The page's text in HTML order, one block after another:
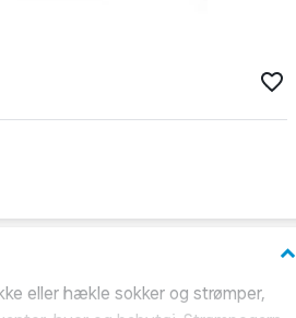
keyboard_arrow_down
eller hækle sokker og strømper,